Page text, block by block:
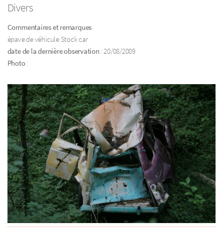
Divers
Commentaires et remarques
épave de véhicule Stock car
date de la dernière observation : 20/08/2009
Photo: